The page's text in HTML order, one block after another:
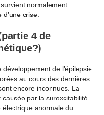
normalement
crise.
4 de
de l’épilepsie
au cours des dernières
encore inconnues. La
causée par la surexcitabilité
électrique anormale du